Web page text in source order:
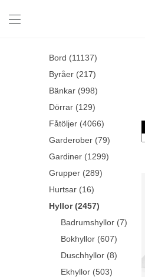
Bord (11137)
Byråer (217)
Bänkar (998)
Dörrar (129)
Fåtöljer (4066)
Garderober (79)
Gardiner (1299)
Grupper (289)
Hurtsar (16)
Hyllor (2457)
Badrumshyllor (7)
Bokhyllor (607)
Duschhyllor (8)
Ekhyllor (503)